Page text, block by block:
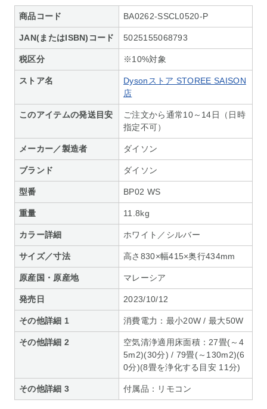
商品コード BA0262-SSCL0520-P
JAN(またはISBN)コード 5025155068793
税区分 ※10%対象
ストア名
Dysonストア STOREE SAISON
店
このアイテムの発送目安
ご注文から通常10～14日（日時
指定不可）
メーカー／製造者 ダイソン
ブランド ダイソン
型番 BP02 WS
重量 11.8kg
カラー詳細 ホワイト／シルバー
サイズ／寸法 高さ830×幅415×奥行434mm
原産国・原産地 マレーシア
発売日 2023/10/12
その他詳細 1 消費電力：最小20W / 最大50W
その他詳細 2
空気清浄適用床面積：27畳(～4
5m2)(30分) / 79畳(～130m2)(6
0分)(8畳を浄化する目安 11分)
その他詳細 3 付属品：リモコン